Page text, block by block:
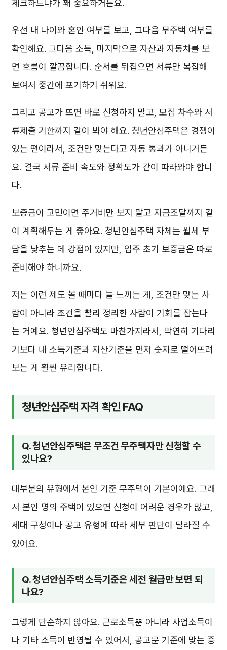
체크하느냐가 꽤 중요하거든요.
우선 내 나이와 혼인 여부를 보고, 그다음 무주택 여부를
확인해요. 그다음 소득, 마지막으로 자산과 자동차를 보
면 흐름이 깔끔합니다. 순서를 뒤집으면 서류만 복잡해
보여서 중간에 포기하기 쉬워요.
그리고 공고가 뜨면 바로 신청하지 말고, 모집 차수와 서
류제출 기한까지 같이 봐야 해요. 청년안심주택은 경쟁이
있는 편이라서, 조건만 맞는다고 자동 통과가 아니거든
요. 결국 서류 준비 속도와 정확도가 같이 따라와야 합니
다.
보증금이 고민이면 주거비만 보지 말고 자금조달까지 같
이 계획해두는 게 좋아요. 청년안심주택 자체는 월세 부
담을 낮추는 데 강점이 있지만, 입주 초기 보증금은 따로
준비해야 하니까요.
저는 이런 제도 볼 때마다 늘 느끼는 게, 조건만 맞는 사
람이 아니라 조건을 빨리 정리한 사람이 기회를 잡는다
는 거예요. 청년안심주택도 마찬가지라서, 막연히 기다리
기보다 내 소득기준과 자산기준을 먼저 숫자로 떨어뜨려
보는 게 훨씬 유리합니다.
청년안심주택 자격 확인 FAQ
Q. 청년안심주택은 무조건 무주택자만 신청할 수
있나요?
대부분의 유형에서 본인 기준 무주택이 기본이에요. 그래
서 본인 명의 주택이 있으면 신청이 어려운 경우가 많고,
세대 구성이나 공고 유형에 따라 세부 판단이 달라질 수
있어요.
Q. 청년안심주택 소득기준은 세전 월급만 보면 되
나요?
그렇게 단순하지 않아요. 근로소득뿐 아니라 사업소득이
나 기타 소득이 반영될 수 있어서, 공고문 기준에 맞는 증